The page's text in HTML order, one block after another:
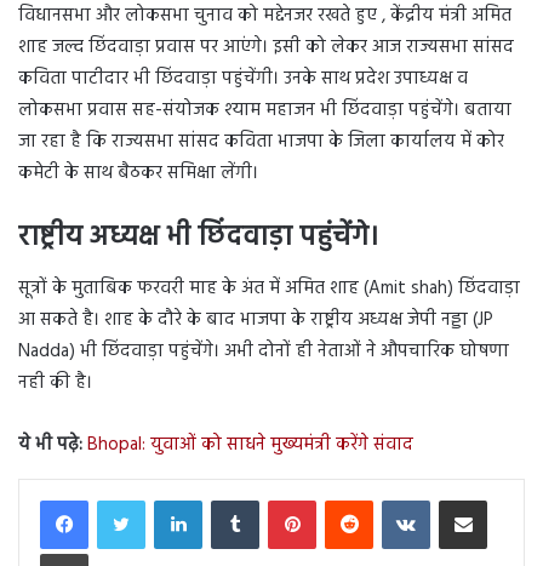
विधानसभा और लोकसभा चुनाव को मद्देनजर रखते हुए , केंद्रीय मंत्री अमित
शाह जल्द छिंदवाड़ा प्रवास पर आएंगे। इसी को लेकर आज राज्यसभा सांसद
कविता पाटीदार भी छिंदवाड़ा पहुंचेंगी। उनके साथ प्रदेश उपाध्यक्ष व
लोकसभा प्रवास सह-संयोजक श्याम महाजन भी छिंदवाड़ा पहुंचेंगे। बताया
जा रहा है कि राज्यसभा सांसद कविता भाजपा के जिला कार्यालय में कोर
कमेटी के साथ बैठकर समिक्षा लेंगी।
राष्ट्रीय अध्यक्ष भी छिंदवाड़ा पहुंचेंगे।
सूत्रों के मुताबिक फरवरी माह के अंत में अमित शाह (Amit shah) छिंदवाड़ा
आ सकते है। शाह के दौरे के बाद भाजपा के राष्ट्रीय अध्यक्ष जेपी नड्डा (JP
Nadda) भी छिंदवाड़ा पहुंचेंगे। अभी दोनों ही नेताओं ने औपचारिक घोषणा
नही की है।
ये भी पढ़े:Bhopal: युवाओं को साधने मुख्यमंत्री करेंगे संवाद
LinkedInTumblr PinterestReddit VKontakteShare via Email
Print